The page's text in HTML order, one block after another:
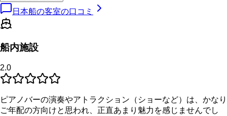
日本船の客室の口コミ
船内施設
2.0
ピアノバーの演奏やアトラクション（ショーなど）は、かなり
ご年配の方向けと思われ、正直あまり魅力を感じませんでし